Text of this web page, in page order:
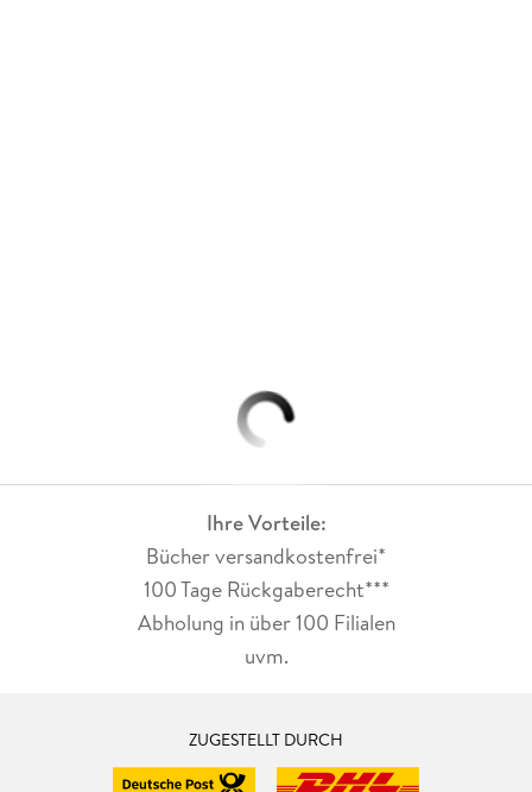
Ihre Vorteile:
Bücher versandkostenfrei*
100 Tage Rückgaberecht***
Abholung in über 100 Filialen
uvm.
ZUGESTELLT DURCH